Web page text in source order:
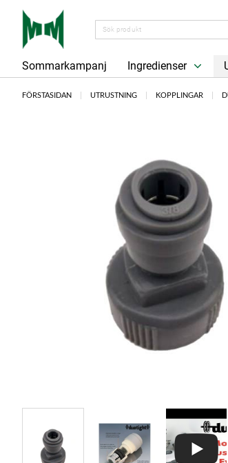
Sommarkampanj Ingredienser
FÖRSTASIDAN UTRUSTNING KOPPLINGAR